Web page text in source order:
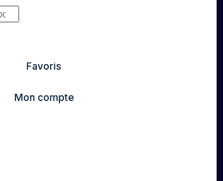
Favoris
Mon compte